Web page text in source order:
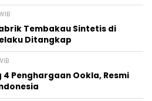
Tembakau Sintetis di
Ditangkap
4 Penghargaan Ookla, Resmi